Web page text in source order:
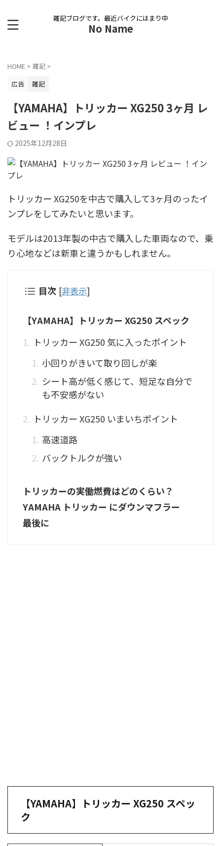
雑記ブログです。最近バイクにはまり中
No Name
HOME > 雑記 >
広告
雑記
【YAMAHA】トリッカー XG250 3ヶ月 レ
ビュー ！インプレ
2025年12月28日
トリッカー XG250を中古で購入して3ヶ月のったイ
ンプレをしてみたいと思います。
モデルは2013年製の中古で購入した車両なので、乗
り心地などは新車と違うかもしれません。
目次 [非表示]
【YAMAHA】トリッカー XG250 スペック
トリッカー XG250 気に入ったポイント
小回りがきいて取り回しが楽
シート高が低く感じて、短足な自分で
も不安感がない
トリッカー XG250 いまいちポイント
高速道路
バックトルクが強い
トリッカーの実働燃費はどのくらい？
YAMAHA トリッカー にダウンマフラー
最後に
【YAMAHA】トリッカー XG250 スペッ
ク